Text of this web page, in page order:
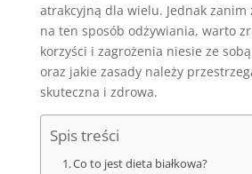
atrakcyjną dla wielu. Jednak zanim
na ten sposób odżywiania, warto
korzyści i zagrożenia niesie ze
oraz jakie zasady należy
skuteczna i zdrowa.
Spis treści
Co to jest dieta białkowa?